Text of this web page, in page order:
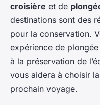
croisière et de
destinations sont des
pour la conservation.
expérience de
à la préservation de
vous aidera à choisir
prochain voyage.